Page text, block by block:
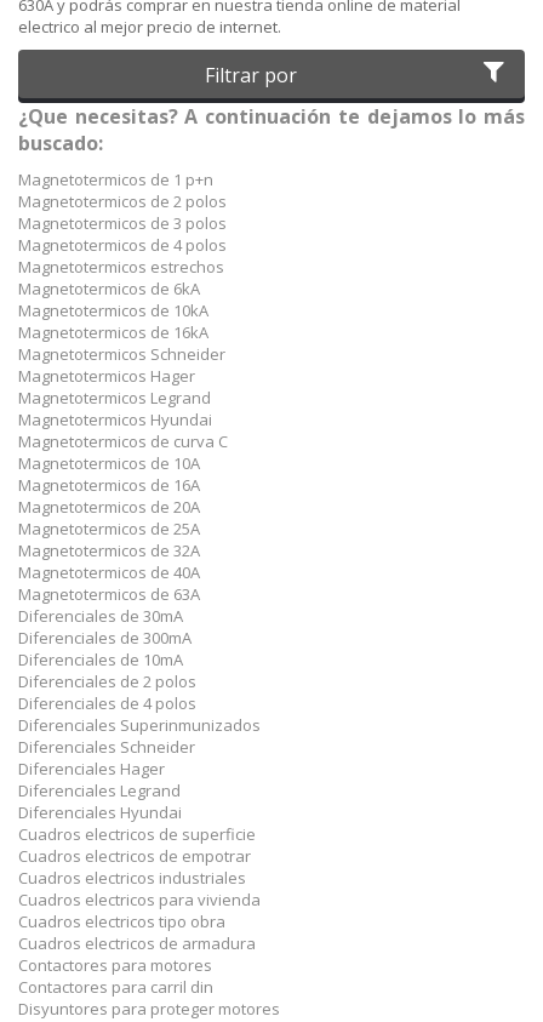
630A y podrás comprar en nuestra tienda online de material
electrico al mejor precio de internet.
Filtrar por
¿Que necesitas? A continuación te dejamos lo más
buscado:
Magnetotermicos de 1 p+n
Magnetotermicos de 2 polos
Magnetotermicos de 3 polos
Magnetotermicos de 4 polos
Magnetotermicos estrechos
Magnetotermicos de 6kA
Magnetotermicos de 10kA
Magnetotermicos de 16kA
Magnetotermicos Schneider
Magnetotermicos Hager
Magnetotermicos Legrand
Magnetotermicos Hyundai
Magnetotermicos de curva C
Magnetotermicos de 10A
Magnetotermicos de 16A
Magnetotermicos de 20A
Magnetotermicos de 25A
Magnetotermicos de 32A
Magnetotermicos de 40A
Magnetotermicos de 63A
Diferenciales de 30mA
Diferenciales de 300mA
Diferenciales de 10mA
Diferenciales de 2 polos
Diferenciales de 4 polos
Diferenciales Superinmunizados
Diferenciales Schneider
Diferenciales Hager
Diferenciales Legrand
Diferenciales Hyundai
Cuadros electricos de superficie
Cuadros electricos de empotrar
Cuadros electricos industriales
Cuadros electricos para vivienda
Cuadros electricos tipo obra
Cuadros electricos de armadura
Contactores para motores
Contactores para carril din
Disyuntores para proteger motores